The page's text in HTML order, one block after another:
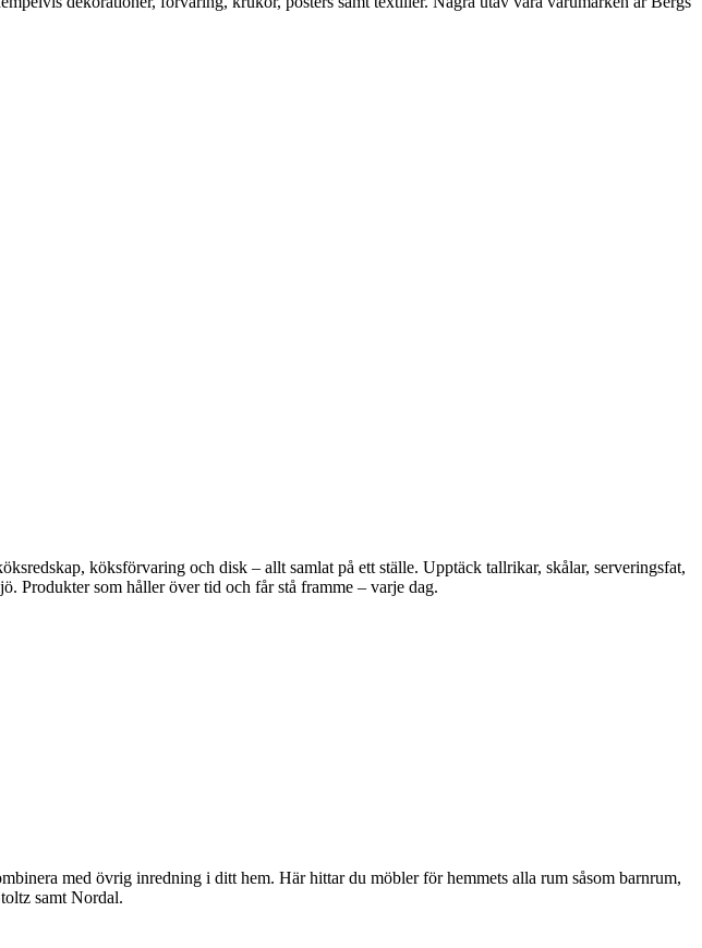
köksförvaring och disk – allt samlat på ett ställe. Upptäck tallrikar, skålar, serveringsfat,
Produkter som håller över tid och får stå framme – varje dag.
med övrig inredning i ditt hem. Här hittar du möbler för hemmets alla rum såsom barnrum,
samt Nordal.